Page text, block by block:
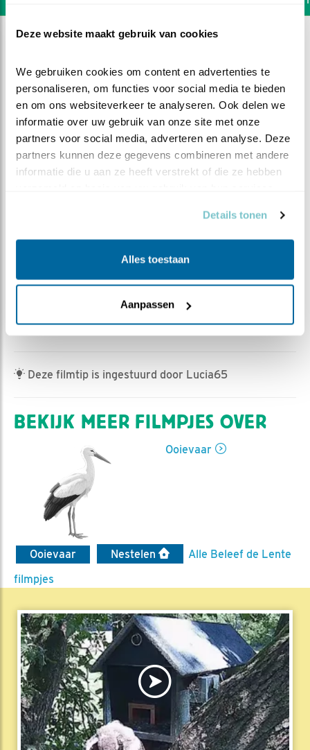
Deze website maakt gebruik van cookies
We gebruiken cookies om content en advertenties te
personaliseren, om functies voor social media te bieden
en om ons websiteverkeer te analyseren. Ook delen we
informatie over uw gebruik van onze site met onze
partners voor social media, adverteren en analyse. Deze
partners kunnen deze gegevens combineren met andere
informatie die u aan ze heeft verstrekt of die ze hebben
Details tonen
Alles toestaan
Aanpassen
Een zonnig dagje
Jan-Willem BDL | Geplaatst op 13 mei 2023, 9:32 |
Vind ik leuk| Bewaar dit filmpje| 319x
Deze filmtip is ingestuurd door Lucia65
BEKIJK MEER FILMPJES OVER
Ooievaar
Ooievaar Nestelen
Alle Beleef de Lente
filmpjes